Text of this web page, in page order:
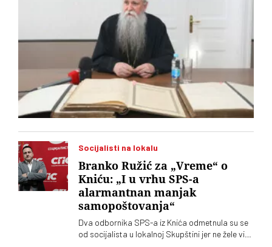
Socijalisti na lokalu
Branko Ružić za „Vreme“ o
Kniću: „I u vrhu SPS-a
alarmantnan manjak
samopoštovanja“
Dva odbornika SPS-a iz Knića odmetnula su se
od socijalista u lokalnoj Skupštini jer ne žele više